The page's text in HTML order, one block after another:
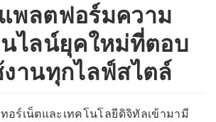
พลตฟอร์มความ
ไลน์ยุคใหม่ที่ตอบ
านทุกไลฟ์สไตล์
อร์เน็ตและเทคโนโลยีดิจิทัลเข้ามามี